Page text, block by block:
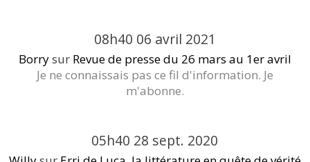
08h40 06 avril 2021
Borrysur Revue de presse du 26 mars au 1er avril
Je ne connaissais pas ce fil d'information. Je
m'abonne.
05h40 28 sept. 2020